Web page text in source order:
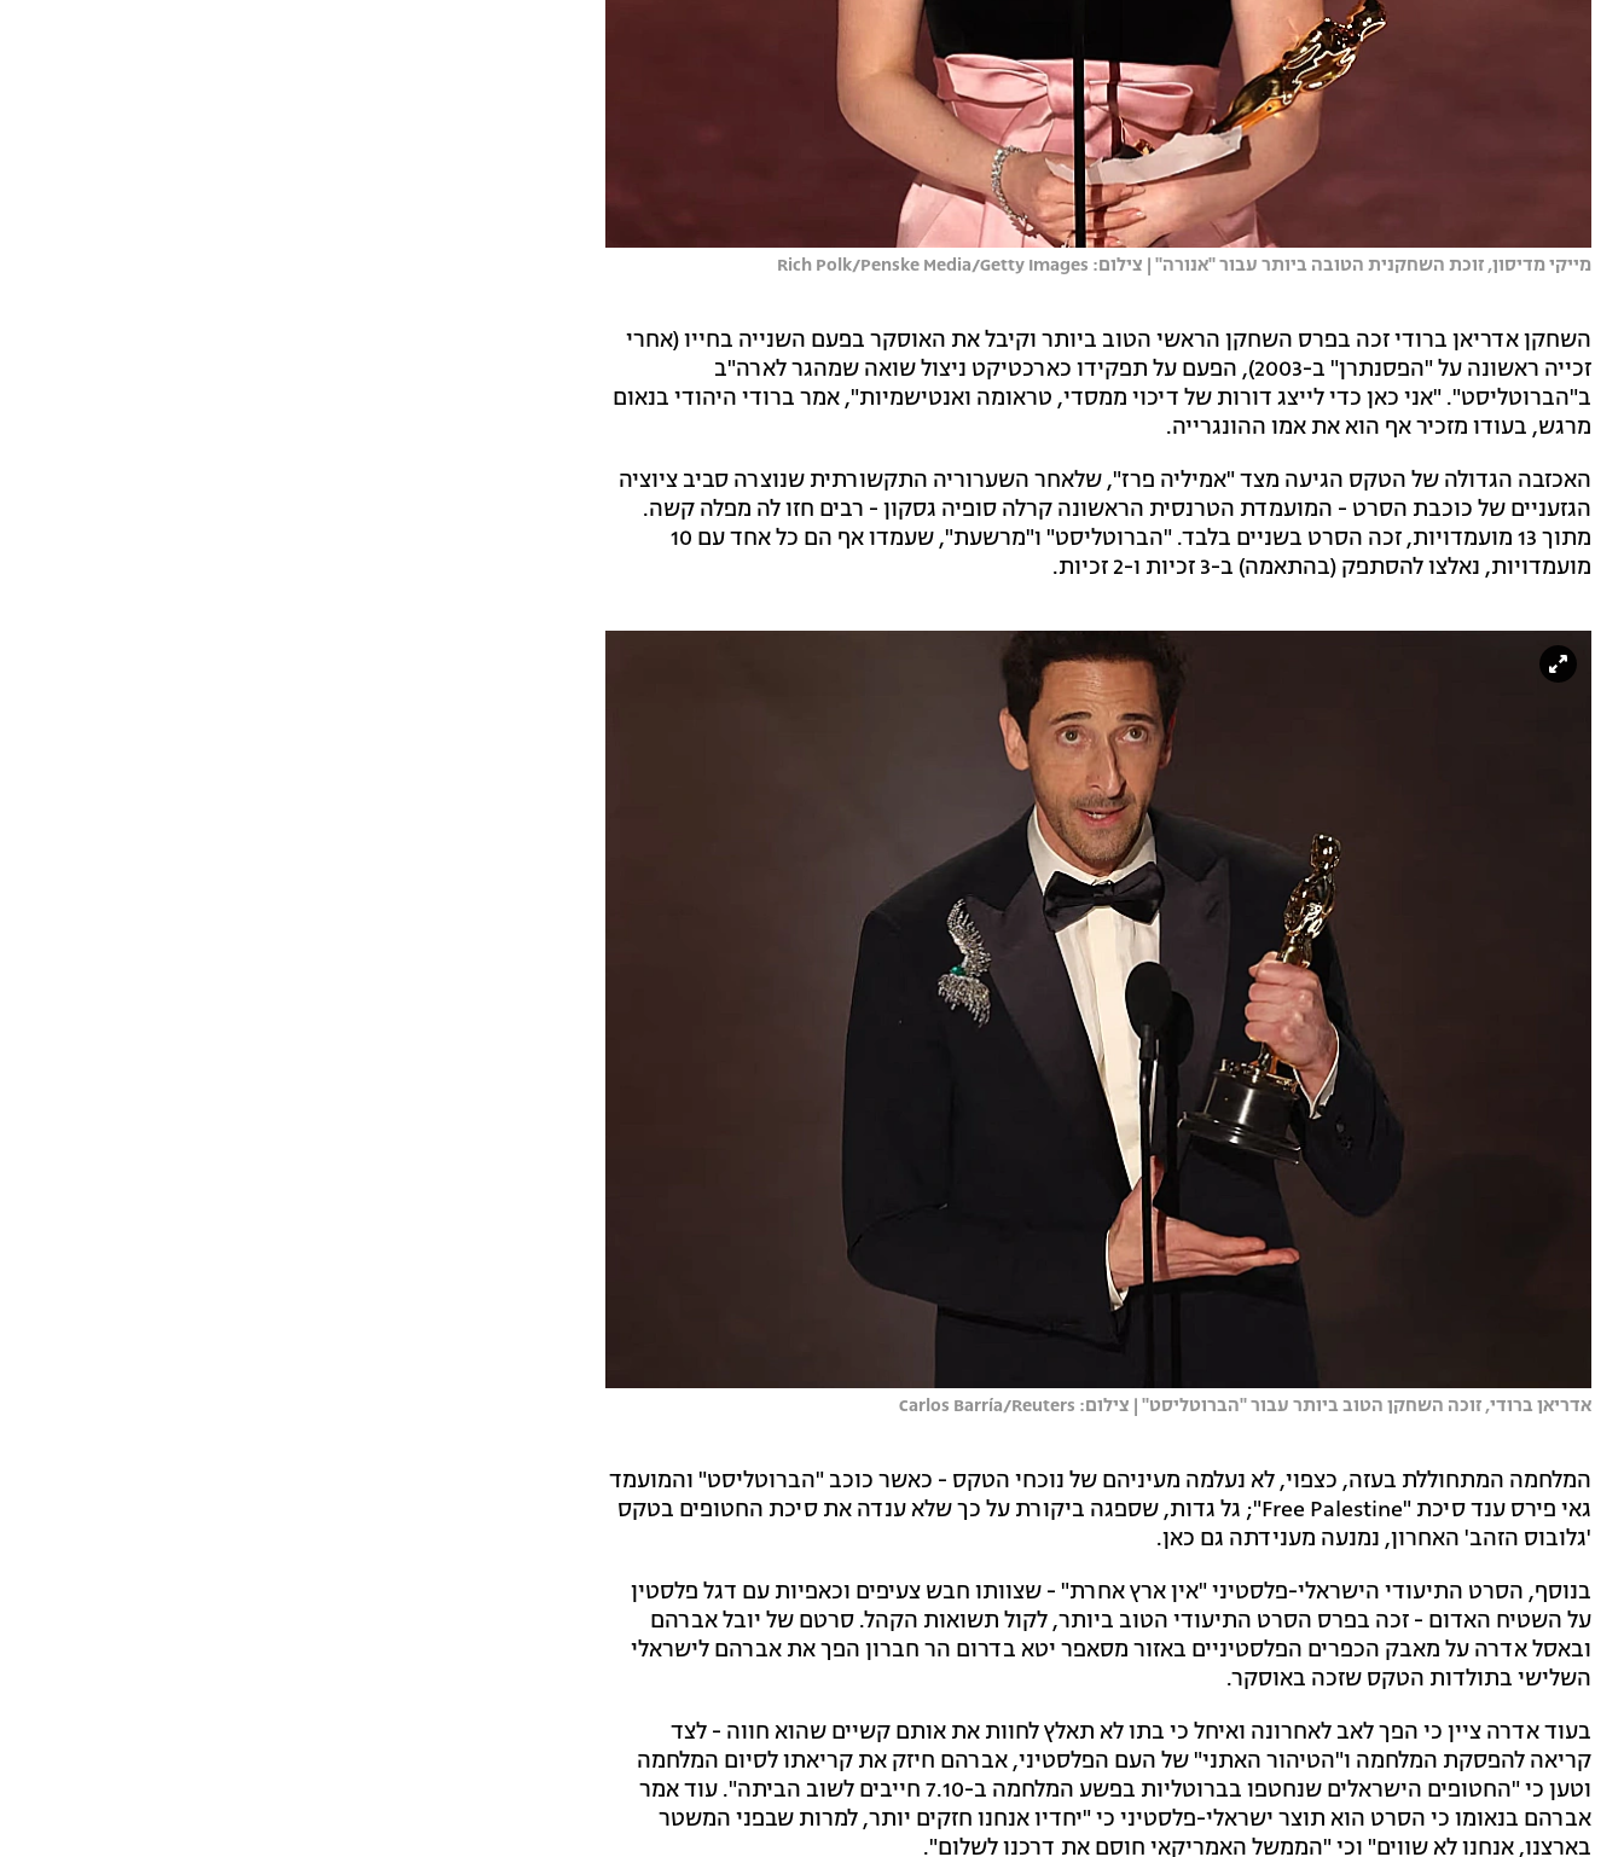
מייקי מדיסון, זוכת השחקנית הטובה ביותר עבור "אנורה" | צילום: Rich Polk/Penske Media/Getty Images
השחקן אדריאן ברודי זכה בפרס השחקן הראשי הטוב ביותר וקיבל את האוסקר בפעם השנייה בחייו (אחרי
זכייה ראשונה על "הפסנתרן" ב-2003), הפעם על תפקידו כארכטיקט ניצול שואה שמהגר לארה"ב
ב"הברוטליסט". "אני כאן כדי לייצג דורות של דיכוי ממסדי, טראומה ואנטישמיות", אמר ברודי היהודי בנאום
מרגש, בעודו מזכיר אף הוא את אמו ההונגרייה.
האכזבה הגדולה של הטקס הגיעה מצד "אמיליה פרז", שלאחר השערוריה התקשורתית שנוצרה סביב ציוציה
הגזעניים של כוכבת הסרט - המועמדת הטרנסית הראשונה קרלה סופיה גסקון - רבים חזו לה מפלה קשה.
מתוך 13 מועמדויות, זכה הסרט בשניים בלבד. "הברוטליסט" ו"מרשעת", שעמדו אף הם כל אחד עם 10
מועמדויות, נאלצו להסתפק (בהתאמה) ב-3 זכיות ו-2 זכיות.
אדריאן ברודי, זוכה השחקן הטוב ביותר עבור "הברוטליסט" | צילום: Carlos Barría/Reuters
המלחמה המתחוללת בעזה, כצפוי, לא נעלמה מעיניהם של נוכחי הטקס - כאשר כוכב "הברוטליסט" והמועמד
גאי פירס ענד סיכת "Free Palestine"; גל גדות, שספגה ביקורת על כך שלא ענדה את סיכת החטופים בטקס
'גלובוס הזהב' האחרון, נמנעה מענידתה גם כאן.
בנוסף, הסרט התיעודי הישראלי-פלסטיני "אין ארץ אחרת" - שצוותו חבש צעיפים וכאפיות עם דגל פלסטין
על השטיח האדום - זכה בפרס הסרט התיעודי הטוב ביותר, לקול תשואות הקהל. סרטם של יובל אברהם
ובאסל אדרה על מאבק הכפרים הפלסטיניים באזור מסאפר יטא בדרום הר חברון הפך את אברהם לישראלי
השלישי בתולדות הטקס שזכה באוסקר.
בעוד אדרה ציין כי הפך לאב לאחרונה ואיחל כי בתו לא תאלץ לחוות את אותם קשיים שהוא חווה - לצד
קריאה להפסקת המלחמה ו"הטיהור האתני" של העם הפלסטיני, אברהם חיזק את קריאתו לסיום המלחמה
וטען כי "החטופים הישראלים שנחטפו בברוטליות בפשע המלחמה ב-7.10 חייבים לשוב הביתה". עוד אמר
אברהם בנאומו כי הסרט הוא תוצר ישראלי-פלסטיני כי "יחדיו אנחנו חזקים יותר, למרות שבפני המשטר
בארצנו, אנחנו לא שווים" וכי "הממשל האמריקאי חוסם את דרכנו לשלום".